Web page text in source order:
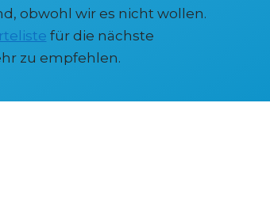
obwohl wir es nicht wollen.
für die nächste
zu empfehlen.